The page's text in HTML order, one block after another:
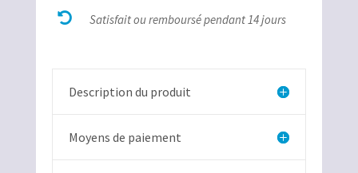
Hecticoceras
 Satisfait ou remboursé pendant 14 jours
Description du produit
Moyens de paiement